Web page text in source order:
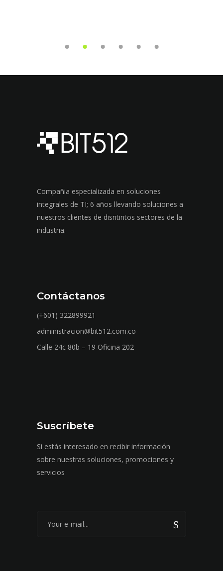
Compañia especializada en soluciones
integrales de TI; 6 años llevando soluciones a
nuestros clientes de disntintos sectores de la
industria.
Contáctanos
(+601) 322899921
administracion@bit512.com.co
Calle 24c 80b – 19 Oficina 202
Suscríbete
Si estás interesado en recibir información
sobre nuestras soluciones, promociones y
servicios